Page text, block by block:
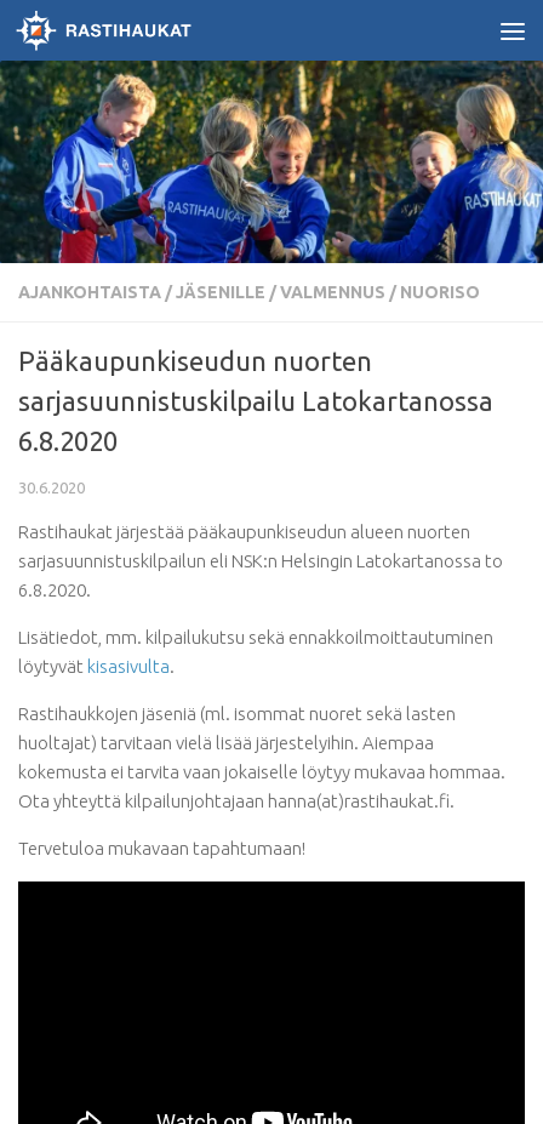
Skip to content
AJANKOHTAISTA /JÄSENILLE / VALMENNUS / NUORISO
Pääkaupunkiseudun nuorten
sarjasuunnistuskilpailu Latokartanossa
6.8.2020
30.6.2020
Rastihaukat järjestää pääkaupunkiseudun alueen nuorten
sarjasuunnistuskilpailun eli NSK:n Helsingin Latokartanossa to
6.8.2020.
Lisätiedot, mm. kilpailukutsu sekä ennakkoilmoittautuminen
löytyvät kisasivulta.
Rastihaukkojen jäseniä (ml. isommat nuoret sekä lasten
huoltajat) tarvitaan vielä lisää järjestelyihin. Aiempaa
kokemusta ei tarvita vaan jokaiselle löytyy mukavaa hommaa.
Ota yhteyttä kilpailunjohtajaan hanna(at)rastihaukat.fi.
Tervetuloa mukavaan tapahtumaan!